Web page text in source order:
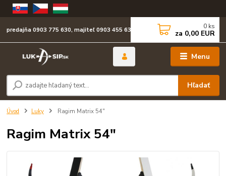
Menu
Hľadať
predajňa 0903 775 630, majiteľ 0903 455 630 0 ks
za 0,00 EUR
Úvod Luky Ragim Matrix 54"
Ragim Matrix 54"